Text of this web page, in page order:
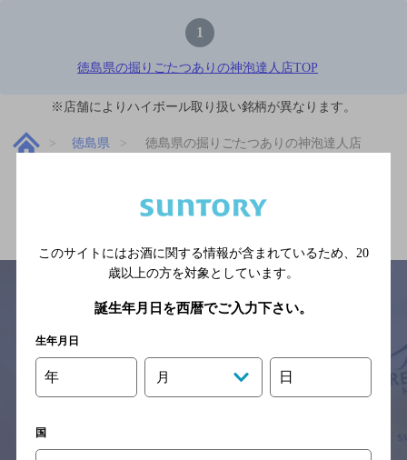
1
徳島県の掘りごたつありの神泡達人店TOP
※店舗によりハイボール取り扱い銘柄が異なります。
徳島県 徳島県の掘りごたつありの神泡達人店
関連ページ
予告なしに変更されることがありますので、
念のためお店にご確認の上ご来店くださいますようお願い申し上げま
情報提供：ぐるなび
このサイトにはお酒に関する情報が含まれているため、 20
歳以上の方を対象としています。
誕生年月日を西暦でご入力下さい。
生年月日
年 月 日
国